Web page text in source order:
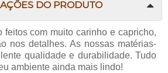
DO PRODUTO
feitos com muito carinho e capricho,
nos detalhes. As nossas matérias-
qualidade e durabilidade. Tudo
ambiente ainda mais lindo!